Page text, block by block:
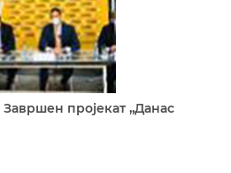
пројекат „Данас